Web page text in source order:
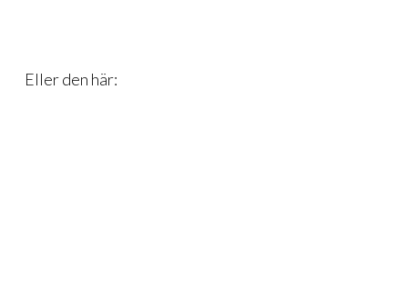
Eller den här: